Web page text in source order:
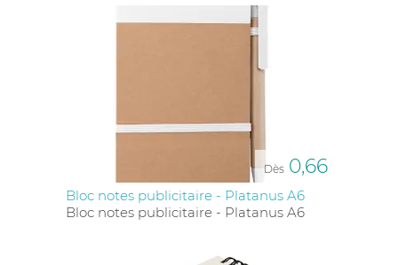
Dès 0,66
Bloc notes publicitaire - Platanus A6
Bloc notes publicitaire - Platanus A6